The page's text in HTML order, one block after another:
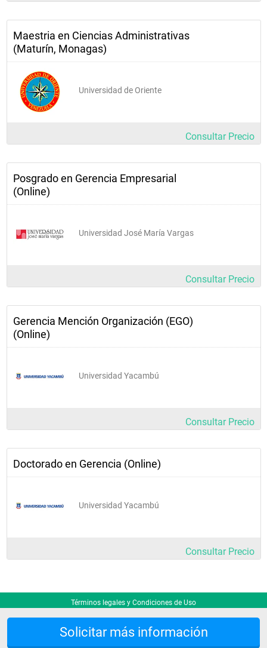
Solicitar más información
Maestria en Ciencias Administrativas
(Maturín, Monagas)
Universidad de Oriente
Consultar Precio
Posgrado en Gerencia Empresarial
(Online)
Universidad José María Vargas
Consultar Precio
Gerencia Mención Organización (EGO)
(Online)
Universidad Yacambú
Consultar Precio
Doctorado en Gerencia (Online)
Universidad Yacambú
Consultar Precio
Términos legales y Condiciones de Uso